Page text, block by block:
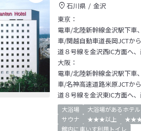
石川県
金沢
東京：
電車/北陸新幹線金沢駅下車
車/関越自動車道長岡JCTか
道８号線を金沢西IC方面へ
大阪：
電車/北陸新幹線金沢駅下車
車/名神高速道路米原JCTか
道８号線を金沢東IC方面へ
大浴場 大浴場があるホテル
サウナ
★★★以上
館内に車いす利用トイレ